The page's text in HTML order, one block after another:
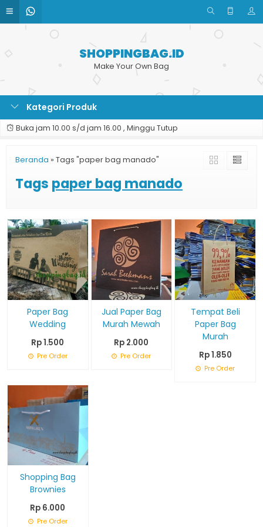
SHOPPINGBAG.ID
Make Your Own Bag
Kategori Produk
Buka jam 10.00 s/d jam 16.00 , Minggu Tutup
Beranda » Tags "paper bag manado"
Tags paper bag manado
Paper Bag
Wedding
Rp 1.500
Pre Order
Jual Paper Bag
Murah Mewah
Rp 2.000
Pre Order
Tempat Beli
Paper Bag
Murah
Rp 1.850
Pre Order
Shopping Bag
Brownies
Rp 6.000
Pre Order